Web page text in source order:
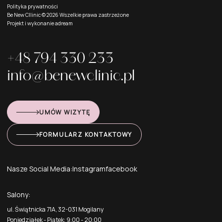
Polityka prywatności
Be New Cllinic ©2026 Wszelkie prawa zastrzeżone
Projekt i wykonanieadream
+48 794 330 233
info@benewclinic.pl
UMÓW WIZYTĘ
FORMULARZ KONTAKTOWY
Nasze Social Media:Instagramfacebook
Salony:
ul. Świątnicka 71A, 32-031 Mogilany
Poniedziałek - Piątek: 9:00 - 20:00